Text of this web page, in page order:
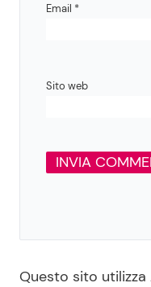
Email *
Sito web
Questo sito